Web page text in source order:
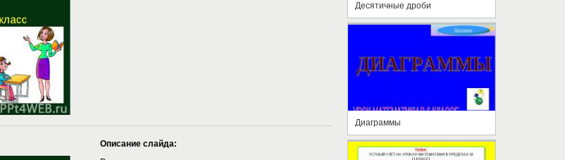
Описание слайда:
Десятичные дроби
Диаграммы